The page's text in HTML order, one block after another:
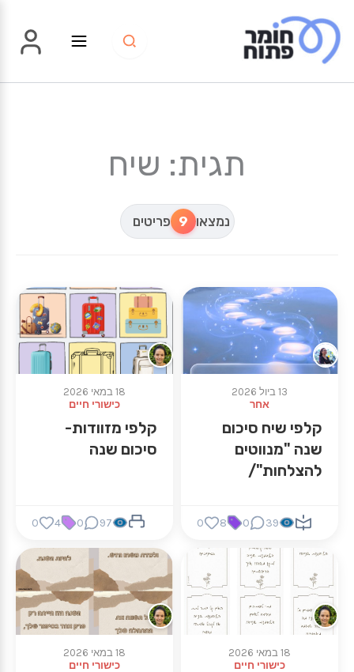
לתוכן
תגית: שיח
נמצאו 9 פריטים
13 ביול 2026
אחר
קלפי שיח סיכום
שנה "מנווטים
להצלחות"/
39
0
8
0
18 במאי 2026
כישורי חיים
קלפי מזוודות-
סיכום שנה
97
0
4
0
18 במאי 2026
כישורי חיים
18 במאי 2026
כישורי חיים